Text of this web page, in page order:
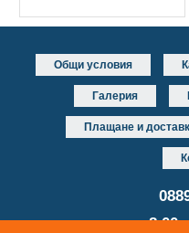
Общи условия
Галерия
Плащане и
от 8.00